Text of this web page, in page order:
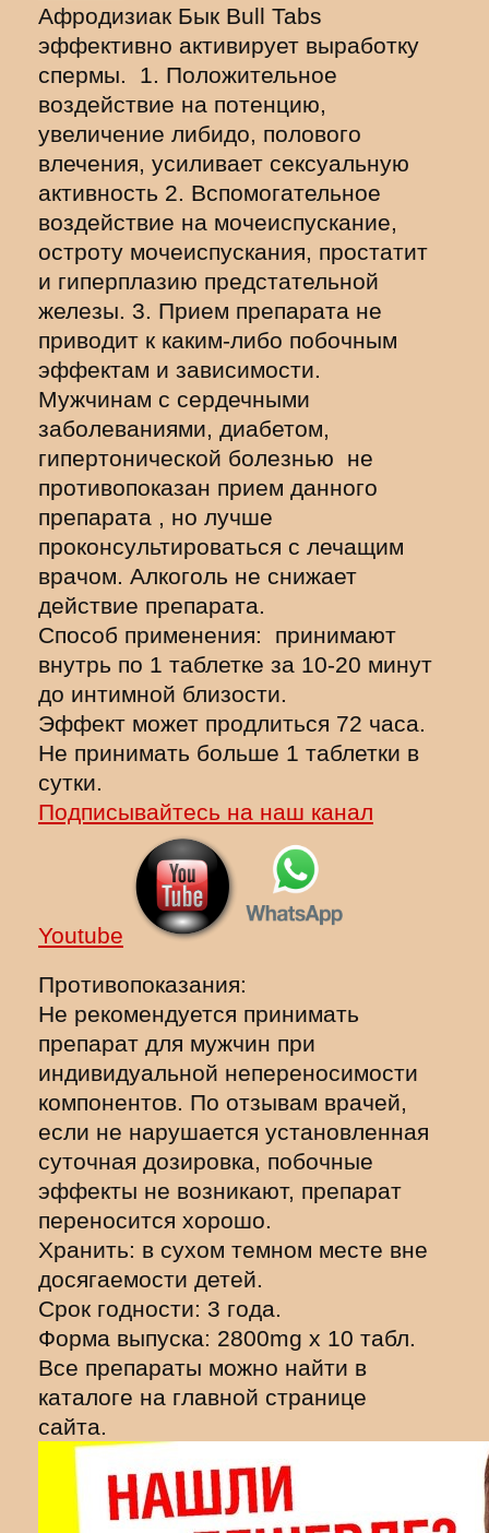
Афродизиак Бык Bull Tabs
эффективно активирует выработку
спермы. 1. Положительное
воздействие на потенцию,
увеличение либидо, полового
влечения, усиливает сексуальную
активность 2. Вспомогательное
воздействие на мочеиспускание,
остроту мочеиспускания, простатит
и гиперплазию предстательной
железы. 3. Прием препарата не
приводит к каким-либо побочным
эффектам и зависимости.
Мужчинам с сердечными
заболеваниями, диабетом,
гипертонической болезнью не
противопоказан прием данного
препарата , но лучше
проконсультироваться с лечащим
врачом. Алкоголь не снижает
действие препарата.
Способ применения: принимают
внутрь по 1 таблетке за 10-20 минут
до интимной близости.
Эффект может продлиться 72 часа.
Не принимать больше 1 таблетки в
сутки.
Подписывайтесь на наш канал
Youtube
Противопоказания:
Не рекомендуется принимать
препарат для мужчин при
индивидуальной непереносимости
компонентов. По отзывам врачей,
если не нарушается установленная
суточная дозировка, побочные
эффекты не возникают, препарат
переносится хорошо.
Хранить: в сухом темном месте вне
досягаемости детей.
Срок годности: 3 года.
Форма выпуска: 2800mg х 10 табл.
Все препараты можно найти в
каталоге на главной странице
сайта.